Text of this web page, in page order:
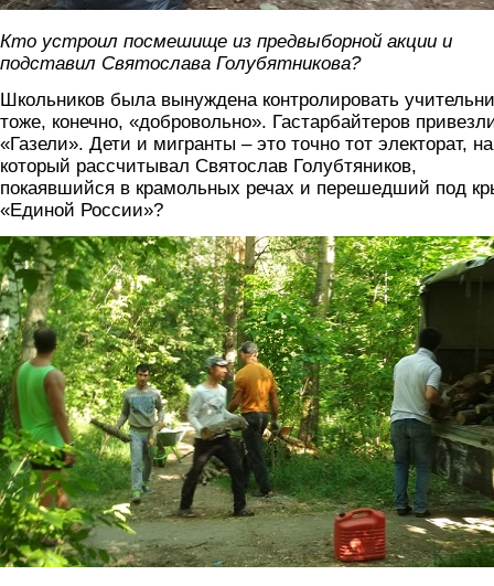
Кто устроил посмешище из предвыборной акции и
подставил Святослава Голубятникова?
Школьников была вынуждена контролировать
тоже, конечно, «добровольно». Гастарбайтеров
«Газели». Дети и мигранты – это точно тот электорат, на
который рассчитывал Святослав Голубтяников,
покаявшийся в крамольных речах и перешедший под
«Единой России»?
2.jpg